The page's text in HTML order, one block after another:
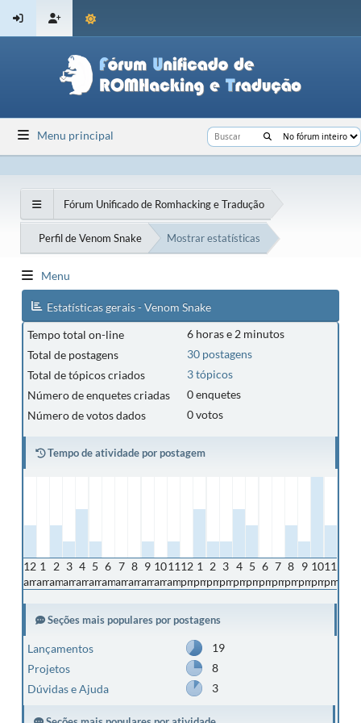
Menu principal
Fórum Unificado de Romhacking e Tradução
Perfil de Venom Snake Mostrar estatísticas
Menu
Estatísticas gerais - Venom Snake
Tempo total on-line
6 horas e 2 minutos
Total de postagens
30 postagens
Total de tópicos criados
3 tópicos
Número de enquetes criadas
0 enquetes
Número de votos dados
0 votos
Tempo de atividade por postagem
12
am
1
am
2
am
3
am
4
am
5
am
6
am
7
am
8
am
9
am
10
am
11
am
12
pm
1
pm
2
pm
3
pm
4
pm
5
pm
6
pm
7
pm
8
pm
9
pm
10
pm
11
pm
Seções mais populares por postagens
Lançamentos
19
Projetos
8
Dúvidas e Ajuda
3